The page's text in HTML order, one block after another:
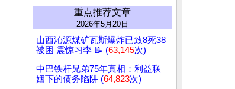
重点推荐文章
2026年5月20日
山西沁源煤矿瓦斯爆炸已致8死38
被困 震惊习李 📝 (63,145次)
中巴铁杆兄弟75年真相：利益联
姻下的债务陷阱 (64,823次)